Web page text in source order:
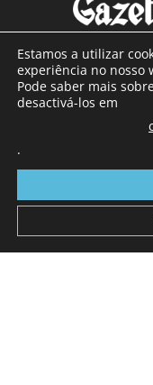
Com sede nas
a sul de distrito de
toda a região
Estamos a utilizar
experiência no nosso
Pode saber mais
desactivá-los em
.